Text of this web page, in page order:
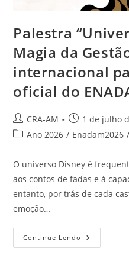
Palestra
Magia da
internacional
oficial do
CRA-AM
1 de julho
Ano 2026 / Enadam2026 /
O universo Disney é
aos contos de fadas e à
entanto, por trás de cada
emoção…
Continue Lendo